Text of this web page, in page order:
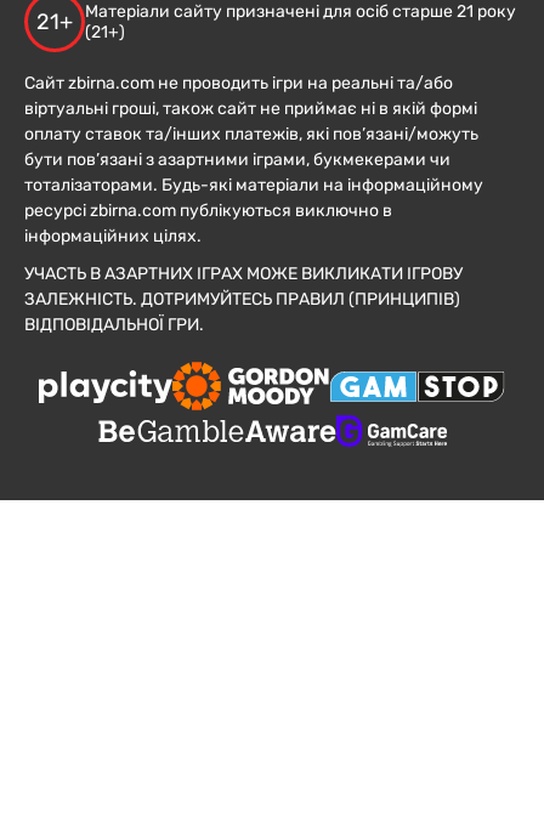
21+
Матеріали сайту призначені для осіб старше 21 року
(21+)
Сайт zbirna.com не проводить ігри на реальні та/або
віртуальні гроші, також сайт не приймає ні в якій формі
оплату ставок та/інших платежів, які пов’язані/можуть
бути пов’язані з азартними іграми, букмекерами чи
тоталізаторами. Будь-які матеріали на інформаційному
ресурсі zbirna.com публікуються виключно в
інформаційних цілях.
УЧАСТЬ В АЗАРТНИХ ІГРАХ МОЖЕ ВИКЛИКАТИ ІГРОВУ
ЗАЛЕЖНІСТЬ. ДОТРИМУЙТЕСЬ ПРАВИЛ (ПРИНЦИПІВ)
ВІДПОВІДАЛЬНОЇ ГРИ.